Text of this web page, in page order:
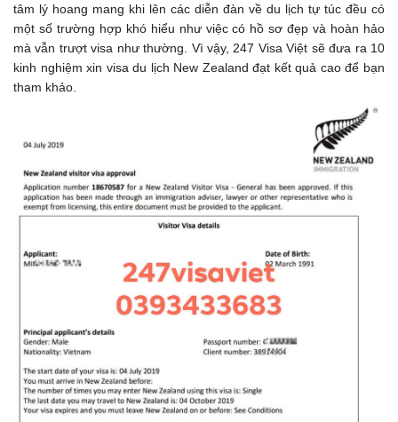
tâm lý hoang mang khi lên các diễn đàn về du lịch tự túc đều có
một số trường hợp khó hiểu như việc có hồ sơ đẹp và hoàn hảo
mà vẫn trượt visa như thường. Vì vậy, 247 Visa Việt sẽ đưa ra 10
kinh nghiệm xin visa du lịch New Zealand đạt kết quả cao để bạn
tham khảo.